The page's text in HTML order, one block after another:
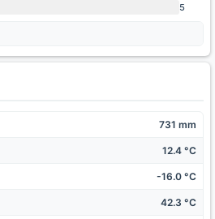
5
731 mm
12.4 °C
-16.0 °C
42.3 °C